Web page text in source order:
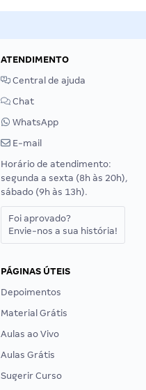
ATENDIMENTO
Central de ajuda
Chat
WhatsApp
E-mail
Horário de atendimento:
segunda a sexta (8h às 20h),
sábado (9h às 13h).
Foi aprovado?
Envie-nos a sua história!
PÁGINAS ÚTEIS
Depoimentos
Material Grátis
Aulas ao Vivo
Aulas Grátis
Sugerir Curso